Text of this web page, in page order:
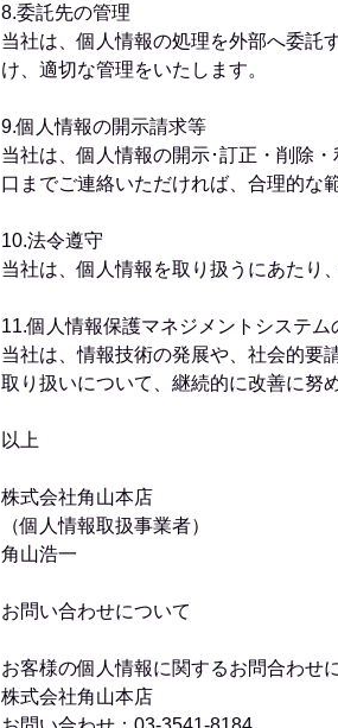
8.委託先の管理
当社は、個人情報の処理を外部へ委託
け、適切な管理をいたします。
9.個人情報の開示請求等
当社は、個人情報の開示･訂正・削除
口までご連絡いただければ、合理的な
10.法令遵守
当社は、個人情報を取り扱うにあたり
11.個人情報保護マネジメントシステム
当社は、情報技術の発展や、社会的要
取り扱いについて、継続的に改善に努
以上
株式会社角山本店
（個人情報取扱事業者）
角山浩一
お問い合わせについて
お客様の個人情報に関するお問合わせ
株式会社角山本店